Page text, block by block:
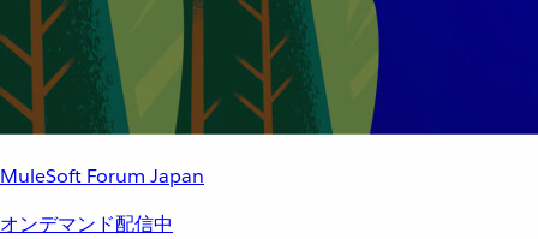
MuleSoft Forum Japan
オンデマンド配信中